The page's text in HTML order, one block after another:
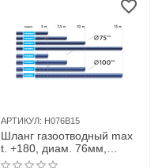
АРТИКУЛ: H076B15
Шланг газоотводный max
t. +180, диам. 76мм,
длина 15м (синий)